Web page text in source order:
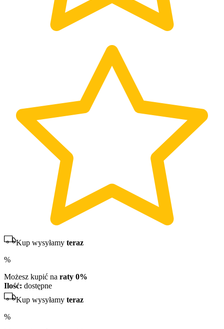
Kup wysyłamy teraz
%
Możesz kupić na raty 0%
Ilość: dostępne
Kup wysyłamy teraz
%